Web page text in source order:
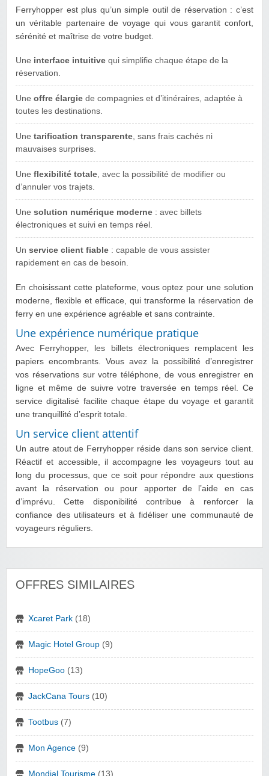
Ferryhopper est plus qu’un simple outil de réservation : c’est
un véritable partenaire de voyage qui vous garantit confort,
sérénité et maîtrise de votre budget.
Une interface intuitive qui simplifie chaque étape de la
réservation.
Une offre élargie de compagnies et d’itinéraires, adaptée à
toutes les destinations.
Une tarification transparente, sans frais cachés ni
mauvaises surprises.
Une flexibilité totale, avec la possibilité de modifier ou
d’annuler vos trajets.
Une solution numérique moderne : avec billets
électroniques et suivi en temps réel.
Un service client fiable : capable de vous assister
rapidement en cas de besoin.
En choisissant cette plateforme, vous optez pour une solution
moderne, flexible et efficace, qui transforme la réservation de
ferry en une expérience agréable et sans contrainte.
Une expérience numérique pratique
Avec Ferryhopper, les billets électroniques remplacent les
papiers encombrants. Vous avez la possibilité d’enregistrer
vos réservations sur votre téléphone, de vous enregistrer en
ligne et même de suivre votre traversée en temps réel. Ce
service digitalisé facilite chaque étape du voyage et garantit
une tranquillité d’esprit totale.
Un service client attentif
Un autre atout de Ferryhopper réside dans son service client.
Réactif et accessible, il accompagne les voyageurs tout au
long du processus, que ce soit pour répondre aux questions
avant la réservation ou pour apporter de l’aide en cas
d’imprévu. Cette disponibilité contribue à renforcer la
confiance des utilisateurs et à fidéliser une communauté de
voyageurs réguliers.
OFFRES SIMILAIRES
Xcaret Park (18)
Magic Hotel Group (9)
HopeGoo (13)
JackCana Tours (10)
Tootbus (7)
Mon Agence (9)
Mondial Tourisme (13)